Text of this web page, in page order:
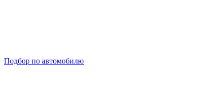
Подбор по автомобилю